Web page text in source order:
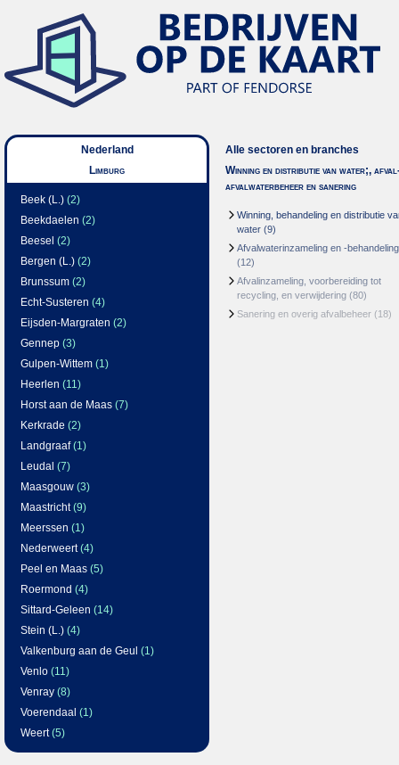
Nederland
Limburg
Beek (L.) (2)
Beekdaelen (2)
Beesel (2)
Bergen (L.) (2)
Brunssum (2)
Echt-Susteren (4)
Eijsden-Margraten (2)
Gennep (3)
Gulpen-Wittem (1)
Heerlen (11)
Horst aan de Maas (7)
Kerkrade (2)
Landgraaf(1)
Leudal (7)
Maasgouw (3)
Maastricht(9)
Meerssen (1)
Nederweert(4)
Peel en Maas (5)
Roermond (4)
Sittard-Geleen (14)
Stein (L.) (4)
Valkenburg aan de Geul (1)
Venlo (11)
Venray (8)
Voerendaal (1)
Weert(5)
Alle sectoren en branches
Winning en distributie van water;,
afvalwaterbeheer en sanering
Winning, behandeling en distributie
water (9)
Afvalwaterinzameling en -behandeling
(12)
Afvalinzameling, voorbereiding tot
recycling, en verwijdering (80)
Sanering en overig afvalbeheer (18)